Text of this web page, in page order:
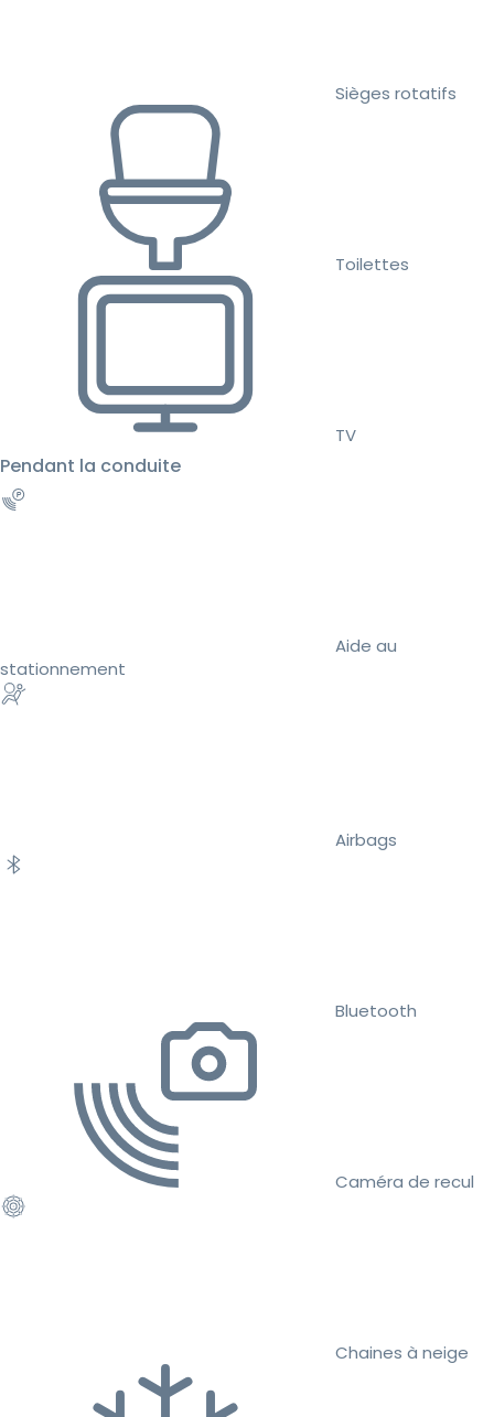
Sièges rotatifs
Toilettes
TV
Pendant la conduite
Aide au
stationnement
Airbags
Bluetooth
Caméra de recul
Chaines à neige